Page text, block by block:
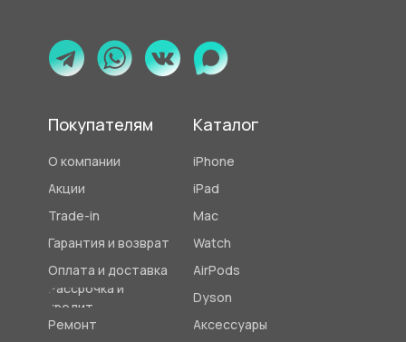
О компании
Акции
Trade-in
Гарантия и возврат
Оплата и доставка
Рассрочка и
кредит
Ремонт
Покупателям
iPhone
iPad
Mac
Watch
AirPods
Каталог
Аксессуары
Dyson